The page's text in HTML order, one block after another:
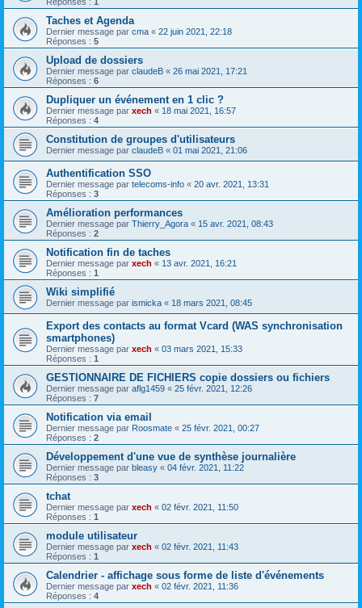
Taches et Agenda
Dernier message par cma « 22 juin 2021, 22:18
Réponses : 5
Upload de dossiers
Dernier message par claudeB « 26 mai 2021, 17:21
Réponses : 6
Dupliquer un événement en 1 clic ?
Dernier message par xech « 18 mai 2021, 16:57
Réponses : 4
Constitution de groupes d'utilisateurs
Dernier message par claudeB « 01 mai 2021, 21:06
Authentification SSO
Dernier message par telecoms-info « 20 avr. 2021, 13:31
Réponses : 3
Amélioration performances
Dernier message par Thierry_Agora « 15 avr. 2021, 08:43
Réponses : 2
Notification fin de taches
Dernier message par xech « 13 avr. 2021, 16:21
Réponses : 1
Wiki simplifié
Dernier message par ismicka « 18 mars 2021, 08:45
Export des contacts au format Vcard (WAS synchronisation
smartphones)
Dernier message par xech « 03 mars 2021, 15:33
Réponses : 1
GESTIONNAIRE DE FICHIERS copie dossiers ou fichiers
Dernier message par aflg1459 « 25 févr. 2021, 12:26
Réponses : 7
Notification via email
Dernier message par Roosmate « 25 févr. 2021, 00:27
Réponses : 2
Développement d'une vue de synthèse journalière
Dernier message par bleasy « 04 févr. 2021, 11:22
Réponses : 3
tchat
Dernier message par xech « 02 févr. 2021, 11:50
Réponses : 1
module utilisateur
Dernier message par xech « 02 févr. 2021, 11:43
Réponses : 1
Calendrier - affichage sous forme de liste d'événements
Dernier message par xech « 02 févr. 2021, 11:36
Réponses : 4